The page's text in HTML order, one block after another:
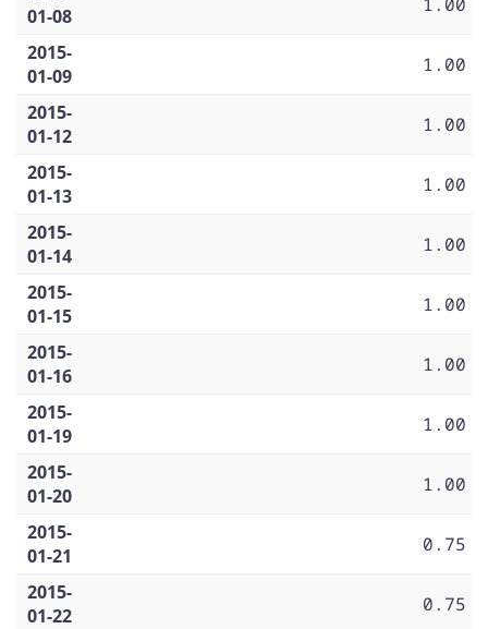
01-08
2015-
01-09
1.00
2015-
01-12
1.00
2015-
01-13
1.00
2015-
01-14
1.00
2015-
01-15
1.00
2015-
01-16
1.00
2015-
01-19
1.00
2015-
01-20
1.00
2015-
01-21
0.75
2015-
01-22
0.75